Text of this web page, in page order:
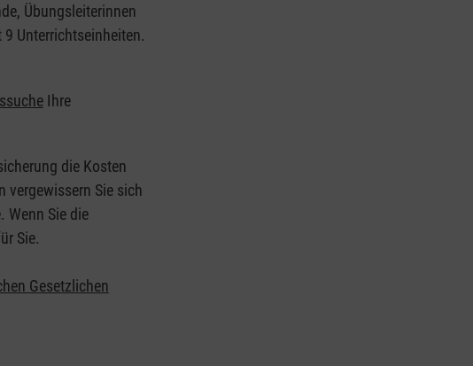
Übungsleiterinnen
Unterrichtseinheiten.
Ihre
die Kosten
vergewissern Sie sich
Wenn Sie die
Sie.
Gesetzlichen